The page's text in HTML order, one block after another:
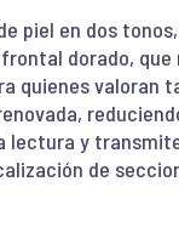
piel en dos
dorado,
quienes
lectura y
de